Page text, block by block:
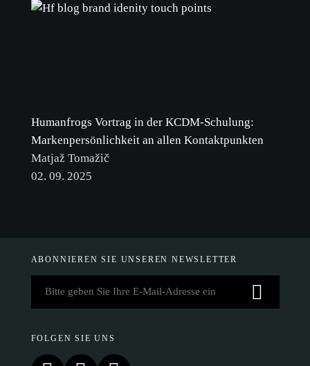
Humanfrogs Vortrag in der KCDM-Schulung:
Markenpersönlichkeit an allen Kontaktpunkten
Matjaž Tomažič
02. 09. 2025
ABONNIEREN SIE UNSEREN NEWSLETTER
FOLGEN SIE UNS